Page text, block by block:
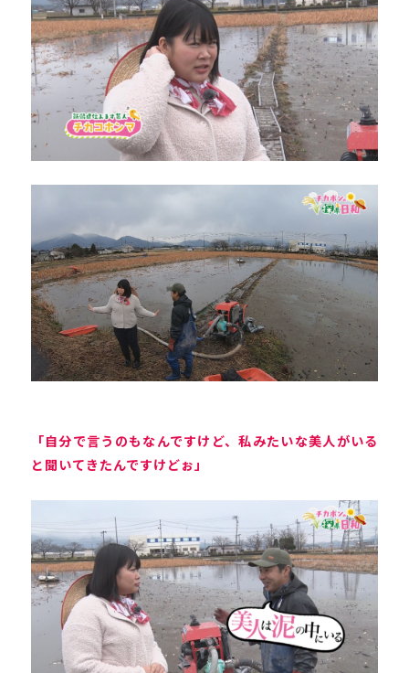
「自分で言うのもなんですけど、私みたいな美人がいる
と聞いてきたんですけどぉ」